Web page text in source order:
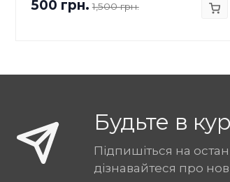
500 грн. 1,500 грн.
Будьте в
Підпишіться на
дізнавайтеся про